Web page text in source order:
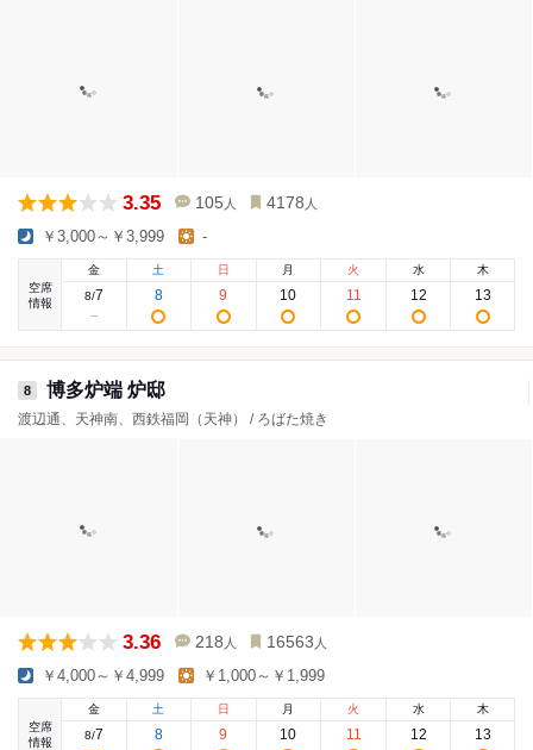
3.35 105 人 4178 人
￥3,000～￥3,999 -
空席
情報
金
8/7
土
8
日
9
月
10
火
11
水
12
木
13
8 博多炉端 炉邸
渡辺通、天神南、西鉄福岡（天神） / ろばた焼き
3.36 218 人 16563 人
￥4,000～￥4,999 ￥1,000～￥1,999
空席
情報
金
8/7
土
8
日
9
月
10
火
11
水
12
木
13